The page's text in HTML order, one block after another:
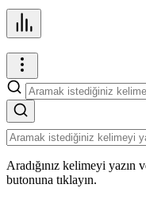
Aradığınız kelimeyi yazın
butonuna tıklayın.